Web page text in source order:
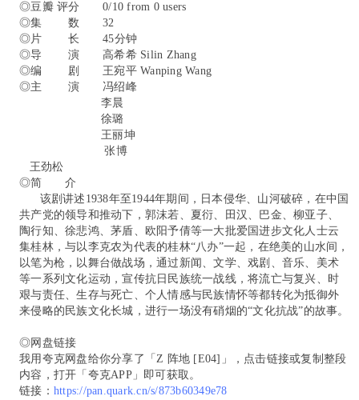
◎豆瓣 评分 0/10 from 0 users
◎集 数 32
◎片 长 45分钟
◎导 演 高希希 Silin Zhang
◎编 剧 王宛平 Wanping Wang
◎主 演 冯绍峰
李晨
徐璐
王丽坤
张博
王劲松
◎简 介
该剧讲述1938年至1944年期间，日本侵华、山河破碎，在中国
共产党的领导和推动下，郭沫若、夏衍、田汉、巴金、柳亚子、
陶行知、徐悲鸿、茅盾、欧阳予倩等一大批爱国进步文化人士云
集桂林，与以李克农为代表的桂林“八办”一起，在绝美的山水间，
以笔为枪，以舞台做战场，通过新闻、文学、戏剧、音乐、美术
等一系列文化运动，宣传抗日民族统一战线，将流亡与复兴、时
艰与责任、生存与死亡、个人情感与民族情怀等都转化为抵御外
来侵略的民族文化长城，进行一场没有硝烟的“文化抗战”的故事。
◎网盘链接
我用夸克网盘给你分享了「Z 阵地 [E04]」，点击链接或复制整段
内容，打开「夸克APP」即可获取。
链接： https://pan.quark.cn/s/873b60349e78